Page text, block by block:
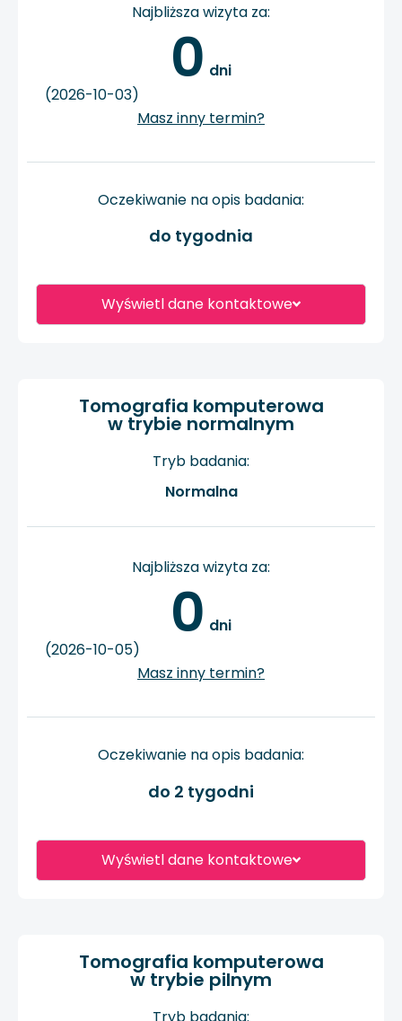
Wyświetl dane kontaktowe
Najbliższa wizyta za:
0 dni
(2026-10-03)
Masz inny termin?
Oczekiwanie na opis badania:
do tygodnia
Wyświetl dane kontaktowe
Tomografia komputerowa
w trybie normalnym
Tryb badania:
Normalna
Najbliższa wizyta za:
0 dni
(2026-10-05)
Masz inny termin?
Oczekiwanie na opis badania:
do 2 tygodni
Tomografia komputerowa
w trybie pilnym
Tryb badania: